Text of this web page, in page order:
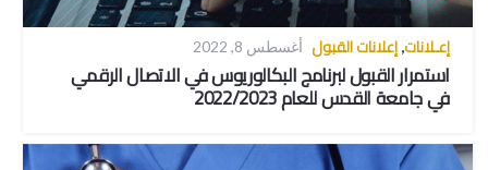
إعـلانات, إعلانات القبول أغسطس 8, 2022
استمرار القبول لبرنامج البكالوريوس في الاتصال الرقمي
في جامعة القدس للعام 2022/2023